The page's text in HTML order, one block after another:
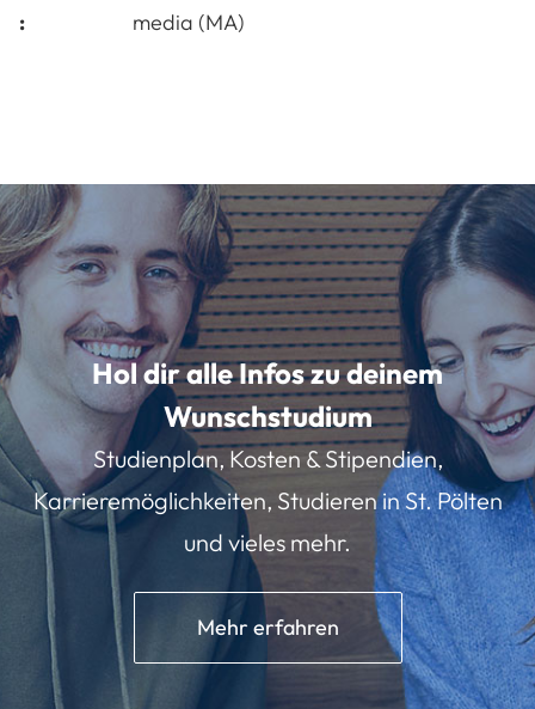
:
media (MA)
Hol dir alle Infos zu deinem
Wunschstudium
Studienplan, Kosten & Stipendien,
Karrieremöglichkeiten, Studieren in St. Pölten
und vieles mehr.
Mehr erfahren